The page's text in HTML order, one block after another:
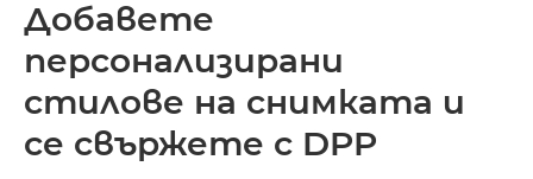
Добавете
персонализирани
стилове на снимката и
се свържете с DPP